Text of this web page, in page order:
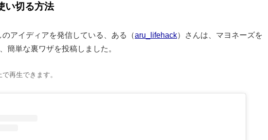
い切る方法
のアイディアを発信している、ある（aru_lifehack）さんは、マヨネーズを
簡単な裏ワザを投稿しました。
再生できます。